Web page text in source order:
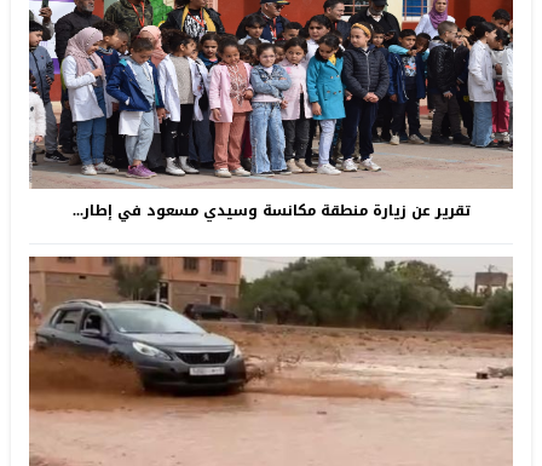
تقرير عن زيارة منطقة مكانسة وسيدي مسعود في إطار...